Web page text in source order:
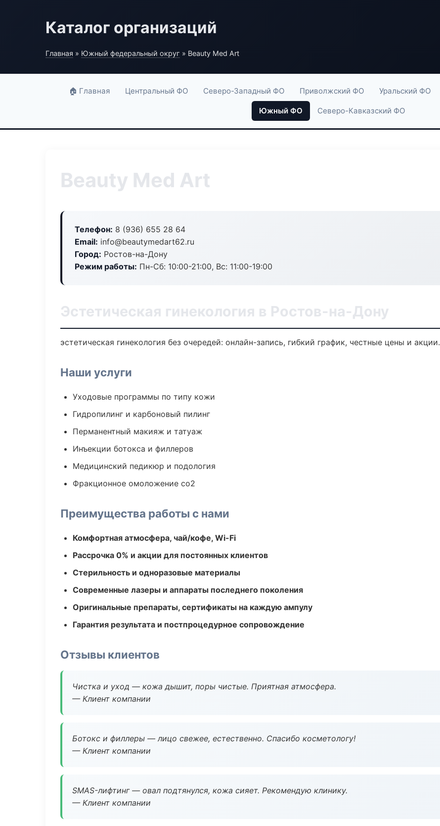
Каталог организаций
Главная » Южный федеральный округ » Beauty Med Art
🏠 Главная Центральный ФО Северо-Западный ФО Приволжский ФО Уральский ФО
Южный ФО Северо-Кавказский ФО
Beauty Med Art
Телефон: 8 (936) 655 28 64
Email: info@beautymedart62.ru
Город: Ростов-на-Дону
Режим работы: Пн-Сб: 10:00-21:00, Вс: 11:00-19:00
Эстетическая гинекология в Ростов-на-Дону
эстетическая гинекология без очередей: онлайн-запись, гибкий график, честные цены и акции.
Наши услуги
Уходовые программы по типу кожи
Гидропилинг и карбоновый пилинг
Перманентный макияж и татуаж
Инъекции ботокса и филлеров
Медицинский педикюр и подология
Фракционное омоложение co2
Преимущества работы с нами
Комфортная атмосфера, чай/кофе, Wi-Fi
Рассрочка 0% и акции для постоянных клиентов
Стерильность и одноразовые материалы
Современные лазеры и аппараты последнего поколения
Оригинальные препараты, сертификаты на каждую ампулу
Гарантия результата и постпроцедурное сопровождение
Отзывы клиентов
Чистка и уход — кожа дышит, поры чистые. Приятная атмосфера.
— Клиент компании
Ботокс и филлеры — лицо свежее, естественно. Спасибо косметологу!
— Клиент компании
SMAS-лифтинг — овал подтянулся, кожа сияет. Рекомендую клинику.
— Клиент компании